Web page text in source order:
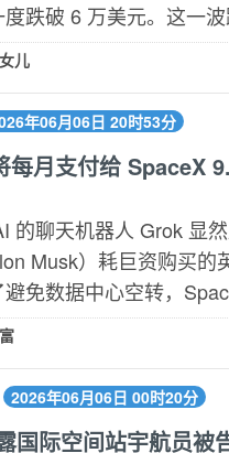
跌破 6 万美元。这一
儿
年06月06日 20时53分
月支付给 SpaceX
的聊天机器人 Grok 显
Musk）耗巨资购买的
免数据中心空转，
2026年06月06日 00时20分
国际空间站宇航员被